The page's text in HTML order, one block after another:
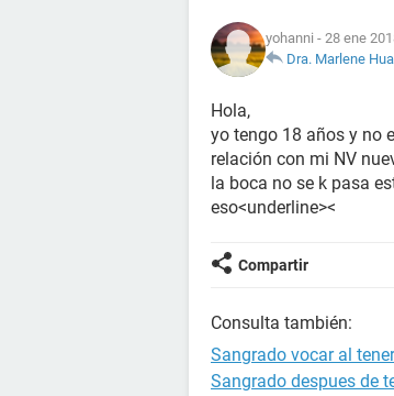
yohanni - 28 ene
Dra. Marlene
Hola,
yo tengo 18 años y no
relación con mi NV
la boca no se k pasa
eso<underline><
Compartir
Consulta también:
Sangrado vocar al
Sangrado despues de